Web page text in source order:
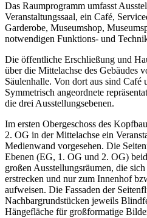
Das Raumprogramm umfasst
Veranstaltungssaal, ein Café,
Garderobe, Museumshop,
notwendigen Funktions- und
Die öffentliche Erschließung und
über die Mittelachse des Gebäudes
Säulenhalle. Von dort aus sind Café
Symmetrisch angeordnete
die drei Ausstellungsebenen.
Im ersten Obergeschoss des
2. OG in der Mittelachse ein
Medienwand vorgesehen. Die
Ebenen (EG, 1. OG und 2. OG)
großen Ausstellungsräumen, die
erstrecken und nur zum Innenhof
aufweisen. Die Fassaden der
Nachbargrundstücken jeweils
Hängefläche für großformatige